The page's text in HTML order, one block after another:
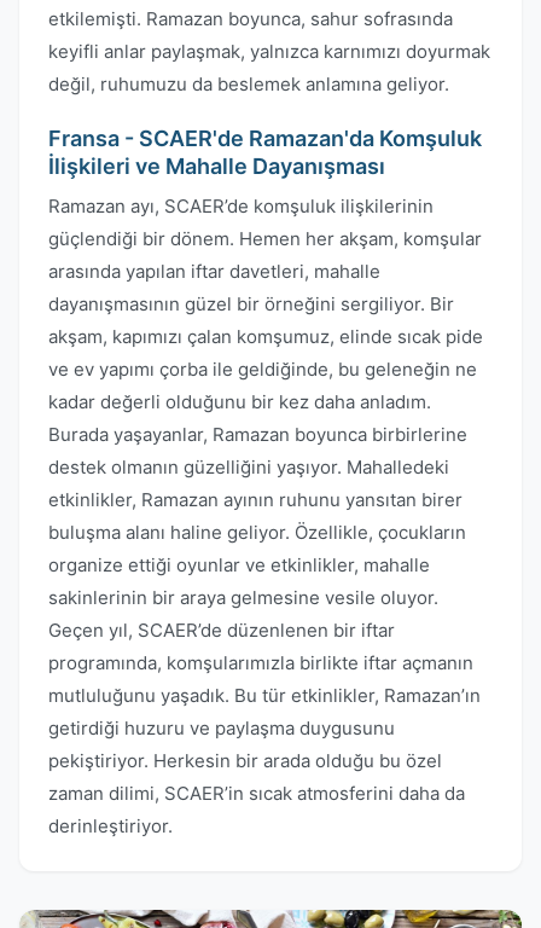
etkilemişti. Ramazan boyunca, sahur sofrasında
keyifli anlar paylaşmak, yalnızca karnımızı doyurmak
değil, ruhumuzu da beslemek anlamına geliyor.
Fransa - SCAER'de Ramazan'da Komşuluk
İlişkileri ve Mahalle Dayanışması
Ramazan ayı, SCAER’de komşuluk ilişkilerinin
güçlendiği bir dönem. Hemen her akşam, komşular
arasında yapılan iftar davetleri, mahalle
dayanışmasının güzel bir örneğini sergiliyor. Bir
akşam, kapımızı çalan komşumuz, elinde sıcak pide
ve ev yapımı çorba ile geldiğinde, bu geleneğin ne
kadar değerli olduğunu bir kez daha anladım.
Burada yaşayanlar, Ramazan boyunca birbirlerine
destek olmanın güzelliğini yaşıyor. Mahalledeki
etkinlikler, Ramazan ayının ruhunu yansıtan birer
buluşma alanı haline geliyor. Özellikle, çocukların
organize ettiği oyunlar ve etkinlikler, mahalle
sakinlerinin bir araya gelmesine vesile oluyor.
Geçen yıl, SCAER’de düzenlenen bir iftar
programında, komşularımızla birlikte iftar açmanın
mutluluğunu yaşadık. Bu tür etkinlikler, Ramazan’ın
getirdiği huzuru ve paylaşma duygusunu
pekiştiriyor. Herkesin bir arada olduğu bu özel
zaman dilimi, SCAER’in sıcak atmosferini daha da
derinleştiriyor.